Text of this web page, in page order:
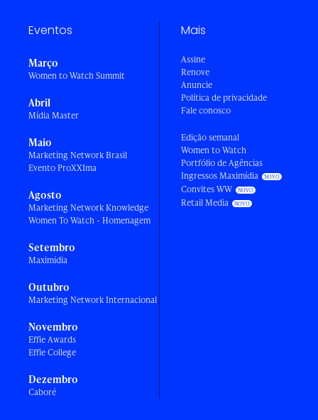
Eventos
Março
Women to Watch Summit
Abril
Mídia Master
Maio
Marketing Network Brasil
Evento ProXXIma
Agosto
Marketing Network Knowledge
Women To Watch - Homenagem
Setembro
Maximídia
Outubro
Marketing Network Internacional
Novembro
Effie Awards
Effie College
Dezembro
Caboré
Mais
Assine
Renove
Anuncie
Política de privacidade
Fale conosco
Edição semanal
Women to Watch
Portfólio de Agências
Ingressos Maximídia
Convites WW
Retail Media